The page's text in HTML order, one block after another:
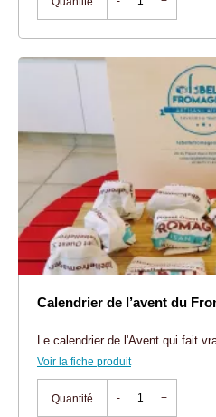
Calendrier de l’avent du
Le calendrier de l'Avent qui fait
Voir la fiche produit
Quantité - +